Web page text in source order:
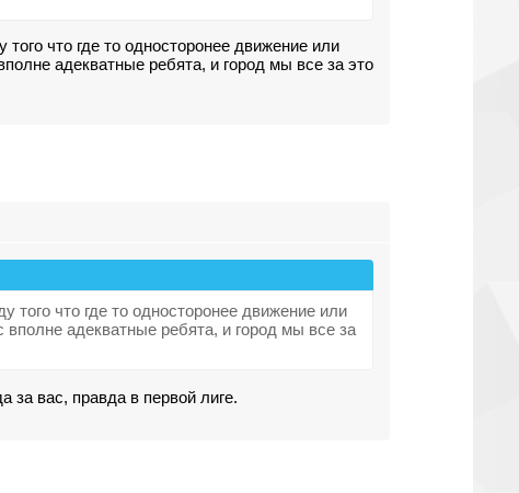
что где то односторонее движение или
адекватные ребята, и город мы все за это
того что где то односторонее движение или
адекватные ребята, и город мы все за
за вас, правда в первой лиге.